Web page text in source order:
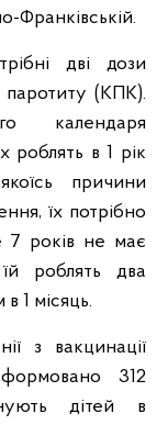
Франківській.
дві дози
(КПК).
календаря
роблять в 1 рік
причини
їх потрібно
7 років не має
роблять два
1 місяць.
з вакцинації
312
дітей в